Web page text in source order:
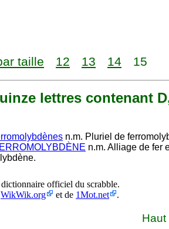
taille 12 13 14 15
lettres contenant
n.m. Pluriel de
n.m. Alliage de fer
officiel du scrabble.
WikWik.org et de 1Mot.net .
Haut